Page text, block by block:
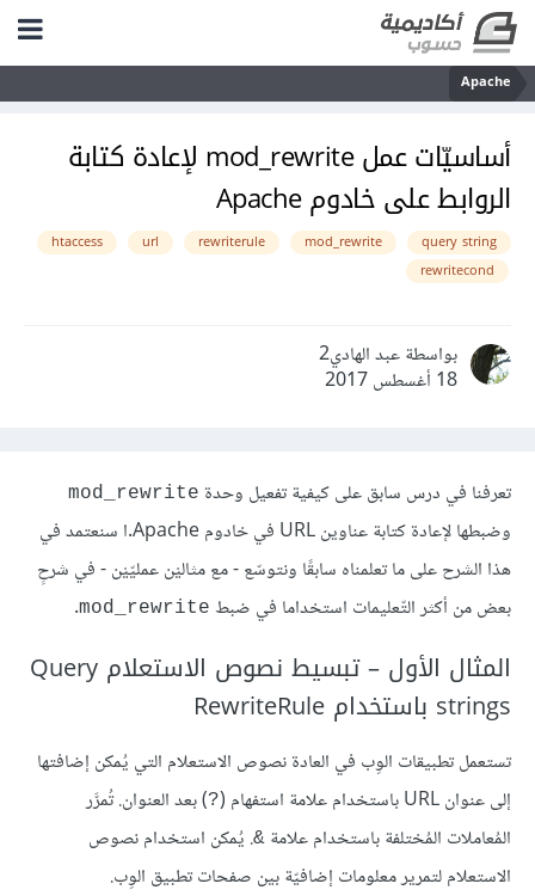
Apache
أساسيّات عمل mod_rewrite لإعادة كتابة
الروابط على خادوم Apache
query string
mod_rewrite
rewriterule
url
htaccess
rewritecond
بواسطة عبد الهادي2
18 أغسطس 2017
تعرفنا في درس سابق على كيفية تفعيل وحدة mod_rewrite
وضبطها لإعادة كتابة عناوين URL في خادوم Apache.ا سنعتمد في
هذا الشرح على ما تعلمناه سابقًا ونتوسّع - مع مثاليْن عمليّيْن - في شرحٍ
بعض من أكثر التّعليمات استخداما في ضبط mod_rewrite
.
المثال الأول – تبسيط نصوص الاستعلام Query
strings باستخدام RewriteRule
تستعمل تطبيقات الوِب في العادة نصوص الاستعلام التي يُمكن إضافتها
إلى عنوان URL باستخدام علامة استفهام (
?) بعد العنوان. تُمرَّر
المُعاملات المُختلفة باستخدام علامة &. يُمكن استخدام نصوص
الاستعلام لتمرير معلومات إضافيّة بين صفحات تطبيق الوِب.